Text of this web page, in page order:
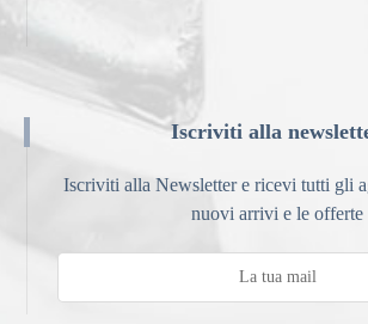
Iscriviti alla
Iscriviti alla Newsletter e ricevi tutti gli
nuovi arrivi e le offerte